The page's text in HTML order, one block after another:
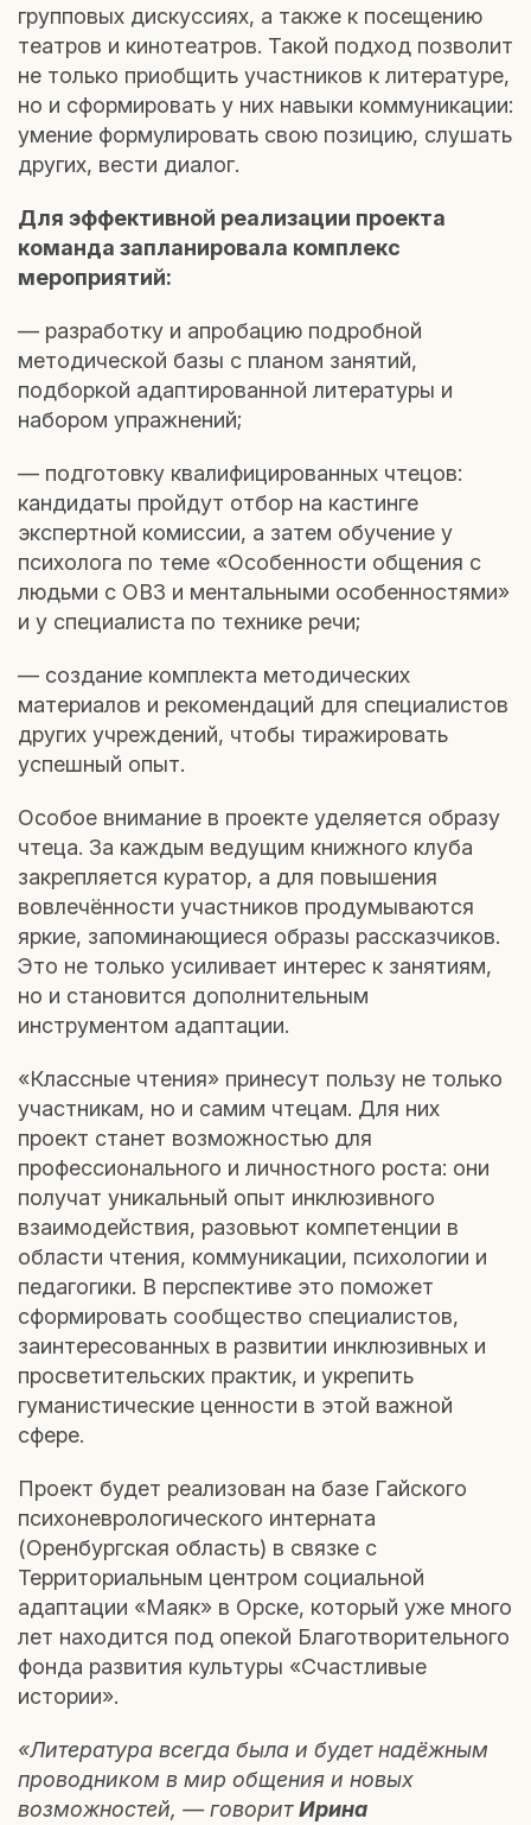
групповых дискуссиях, а также к посещению
театров и кинотеатров. Такой подход позволит
не только приобщить участников к литературе,
но и сформировать у них навыки коммуникации:
умение формулировать свою позицию, слушать
других, вести диалог.
Для эффективной реализации проекта
команда запланировала комплекс
мероприятий:
— разработку и апробацию подробной
методической базы с планом занятий,
подборкой адаптированной литературы и
набором упражнений;
— подготовку квалифицированных чтецов:
кандидаты пройдут отбор на кастинге
экспертной комиссии, а затем обучение у
психолога по теме «Особенности общения с
людьми с ОВЗ и ментальными особенностями»
и у специалиста по технике речи;
— создание комплекта методических
материалов и рекомендаций для специалистов
других учреждений, чтобы тиражировать
успешный опыт.
Особое внимание в проекте уделяется образу
чтеца. За каждым ведущим книжного клуба
закрепляется куратор, а для повышения
вовлечённости участников продумываются
яркие, запоминающиеся образы рассказчиков.
Это не только усиливает интерес к занятиям,
но и становится дополнительным
инструментом адаптации.
«Классные чтения» принесут пользу не только
участникам, но и самим чтецам. Для них
проект станет возможностью для
профессионального и личностного роста: они
получат уникальный опыт инклюзивного
взаимодействия, разовьют компетенции в
области чтения, коммуникации, психологии и
педагогики. В перспективе это поможет
сформировать сообщество специалистов,
заинтересованных в развитии инклюзивных и
просветительских практик, и укрепить
гуманистические ценности в этой важной
сфере.
Проект будет реализован на базе Гайского
психоневрологического интерната
(Оренбургская область) в связке с
Территориальным центром социальной
адаптации «Маяк» в Орске, который уже много
лет находится под опекой Благотворительного
фонда развития культуры «Счастливые
истории».
«Литература всегда была и будет надёжным
проводником в мир общения и новых
возможностей, — говоритИрина